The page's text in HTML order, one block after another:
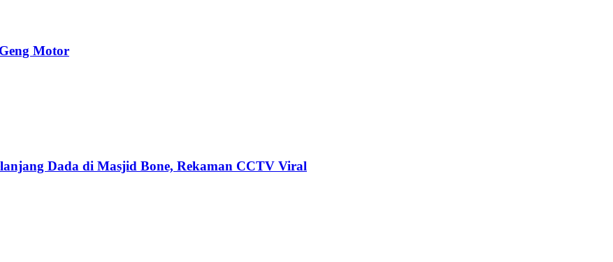
Motor
Dada di Masjid Bone, Rekaman CCTV Viral